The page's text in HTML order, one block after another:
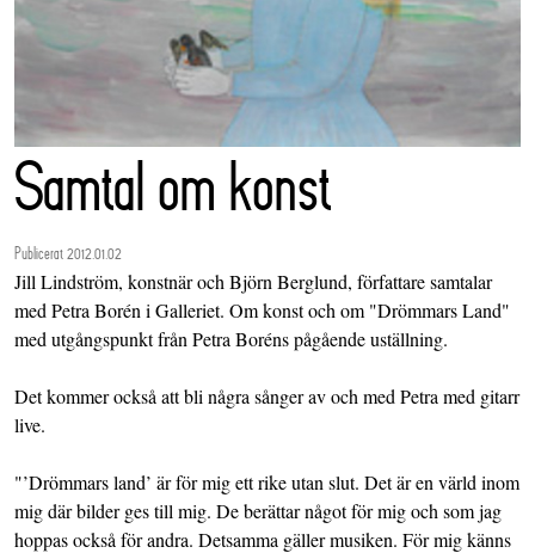
Samtal om konst
Publicerat 2012.01.02
Jill Lindström, konstnär och Björn Berglund, författare samtalar
med Petra Borén i Galleriet. Om konst och om "Drömmars Land"
med utgångspunkt från Petra Boréns pågående uställning.
Det kommer också att bli några sånger av och med Petra med gitarr
live.
"’Drömmars land’ är för mig ett rike utan slut. Det är en värld inom
mig där bilder ges till mig. De berättar något för mig och som jag
hoppas också för andra. Detsamma gäller musiken. För mig känns